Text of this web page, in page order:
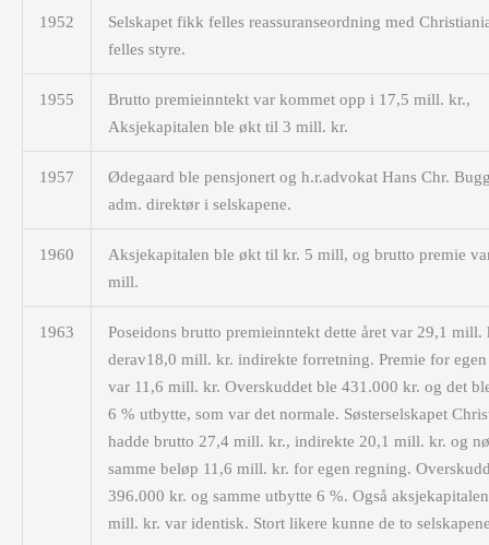
1952
Selskapet fikk felles reassuranseordning med
felles styre.
1955
Brutto premieinntekt var kommet opp i 17,5 mill. kr.,
Aksjekapitalen ble økt til 3 mill. kr.
1957
Ødegaard ble pensjonert og h.r.advokat Hans Chr.
adm. direktør i selskapene.
1960
Aksjekapitalen ble økt til kr. 5 mill, og brutto premie
mill.
1963
Poseidons brutto premieinntekt dette året var 29,1 mill.
derav18,0 mill. kr. indirekte forretning. Premie for
var 11,6 mill. kr. Overskuddet ble 431.000 kr. og det
6 % utbytte, som var det normale. Søsterselskapet
hadde brutto 27,4 mill. kr., indirekte 20,1 mill. kr. og
samme beløp 11,6 mill. kr. for egen regning.
396.000 kr. og samme utbytte 6 %. Også
mill. kr. var identisk. Stort likere kunne de to